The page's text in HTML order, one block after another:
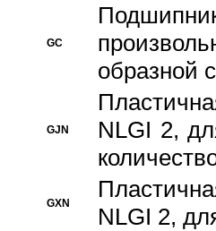
GC
образной
GJN
NLGI 2,
GXN
NLGI 2,